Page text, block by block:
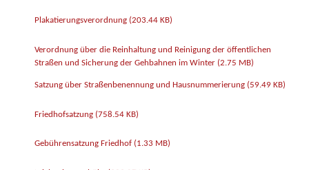
Plakatierungsverordnung (203.44 KB)
Verordnung über die Reinhaltung und Reinigung der öffentlichen
Straßen und Sicherung der Gehbahnen im Winter (2.75 MB)
Satzung über Straßenbenennung und Hausnummerierung (59.49 KB)
Friedhofsatzung (758.54 KB)
Gebührensatzung Friedhof (1.33 MB)